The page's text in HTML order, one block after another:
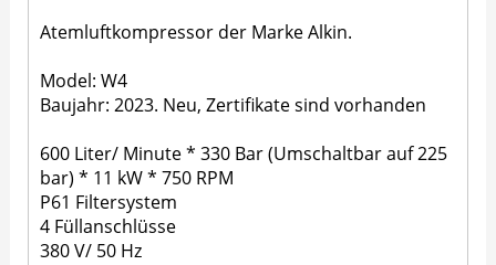
Atemluftkompressor der Marke Alkin.
Model: W4
Baujahr: 2023. Neu, Zertifikate sind vorhanden
600 Liter/ Minute * 330 Bar (Umschaltbar auf 225
bar) * 11 kW * 750 RPM
P61 Filtersystem
4 Füllanschlüsse
380 V/ 50 Hz